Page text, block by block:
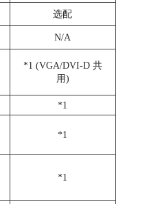
选配
N/A
*1 (VGA/DVI-D 共
用)
*1
*1
*1